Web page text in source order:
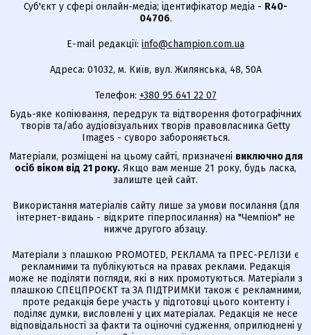
Суб'єкт у сфері онлайн-медіа; ідентифікатор медіа - R40-
04706.
E-mail редакції: info@champion.com.ua
Адреса: 01032, м. Київ, вул. Жилянська, 48, 50А
Телефон: +380 95 641 22 07
Будь-яке копіювання, передрук та відтворення фотографічних
творів та/або аудіовізуальних творів правовласника Getty
Images - суворо забороняється.
Матеріали, розміщені на цьому сайті, призначені виключно для
осіб віком від 21 року. Якщо вам менше 21 року, будь ласка,
залиште цей сайт.
Використання матеріалів сайту лише за умови посилання (для
інтернет-видань - відкрите гіперпосилання) на "Чемпіон" не
нижче другого абзацу.
Матеріали з плашкою PROMOTED, РЕКЛАМА та ПРЕС-РЕЛІЗИ є
рекламними та публікуються на правах реклами. Редакція
може не поділяти погляди, які в них промотуються. Матеріали з
плашкою СПЕЦПРОЄКТ та ЗА ПІДТРИМКИ також є рекламними,
проте редакція бере участь у підготовці цього контенту і
поділяє думки, висловлені у цих матеріалах. Редакція не несе
відповідальності за факти та оціночні судження, оприлюднені у